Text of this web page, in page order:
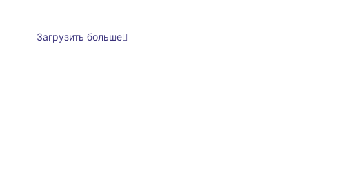
Загрузить больше